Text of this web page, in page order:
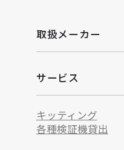
取扱メーカー
サービス
キッティング
各種検証機貸出